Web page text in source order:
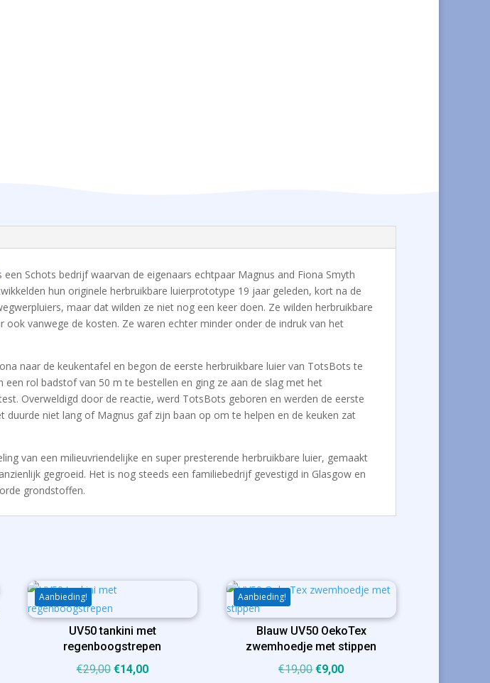
een Schots bedrijf waarvan de eigenaars echtpaar Magnus and Fiona Smyth
hun originele herbruikbare luierprototype 19 jaar geleden, kort na de
maar dat wilden ze niet nog een keer doen. Ze wilden herbruikbare
vanwege de kosten. Ze waren echter minder onder de indruk van het
naar de keukentafel en begon de eerste herbruikbare luier van TotsBots te
rol badstof van 50 m te bestellen en ging ze aan de slag met het
Overweldigd door de reactie, werd TotsBots geboren en werden de eerste
niet lang of Magnus gaf zijn baan op om te helpen en de keuken zat
van een milieuvriendelijke en super presterende herbruikbare luier, gemaakt
gegroeid. Het is nog steeds een familiebedrijf gevestigd in Glasgow en
grondstoffen.
Aanbieding!
UV50 tankini met
regenboogstrepen
€29,00 Oorspronkelijke
€14,00Huidige
Aanbieding!
Blauw UV50 OekoTex
zwemhoedje met stippen
€19,00Oorspronkelijke
€9,00Huidige